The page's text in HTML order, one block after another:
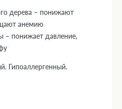
дерева – понижают
анемию
– понижает давление,
Гипоаллергенный.